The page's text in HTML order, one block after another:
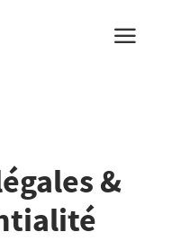
a
&